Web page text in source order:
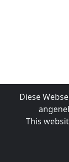
Diese
This